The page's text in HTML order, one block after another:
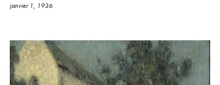
janvier 1, 1936